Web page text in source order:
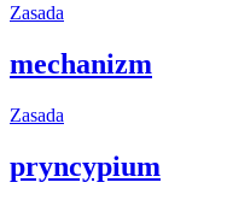
Zasada
mechanizm
Zasada
pryncypium